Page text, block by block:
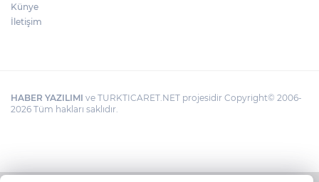
Künye
İletişim
HABER YAZILIMI ve TURKTICARET.NET projesidir Copyright© 2006-
2026 Tüm hakları saklıdır.